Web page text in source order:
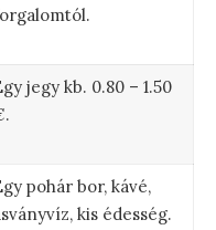
jegy kb. 0.80 – 1.50
pohár bor, kávé,
kis édesség.